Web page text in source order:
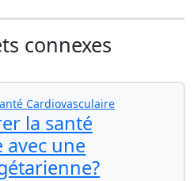
connexes
Cardiovasculaire
la santé
avec une